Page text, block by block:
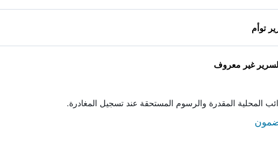
المحلية المقدرة والرسوم المستحقة عند تسجيل المغادرة.